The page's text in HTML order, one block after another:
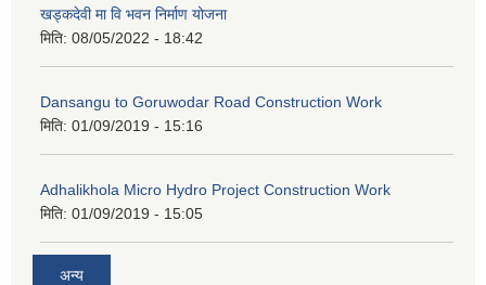
खड्कदेवी मा वि भवन निर्माण योजना
मिति: 08/05/2022 - 18:42
Dansangu to Goruwodar Road Construction Work
मिति: 01/09/2019 - 15:16
Adhalikhola Micro Hydro Project Construction Work
मिति: 01/09/2019 - 15:05
अन्य